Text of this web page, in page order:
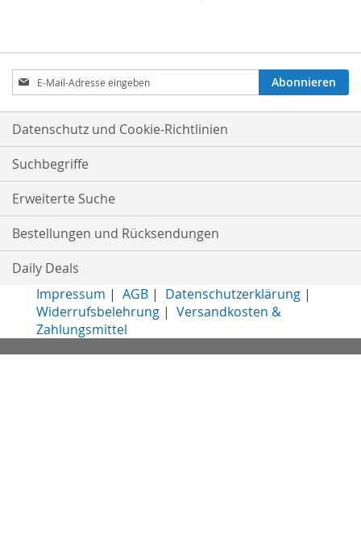
Anmeldung
zum
Newsletter:
Abonnieren
Datenschutz und Cookie-Richtlinien
Suchbegriffe
Erweiterte Suche
Bestellungen und Rücksendungen
Daily Deals
Impressum | AGB| Datenschutzerklärung|
Widerrufsbelehrung| Versandkosten &
Zahlungsmittel